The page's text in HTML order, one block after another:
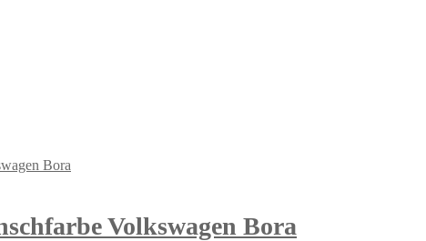
Volkswagen Bora